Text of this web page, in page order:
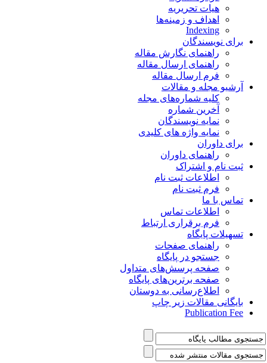
هیات تحریریه
اهداف و زمینه‌ها
Indexing
برای نویسندگان
راهنمای نگارش مقاله
راهنمای ارسال مقاله
فرم ارسال مقاله
آرشیو مجله و مقالات
کلیه شماره‌های مجله
آخرین شماره
نمایه نویسندگان
نمایه واژه های کلیدی
برای داوران
راهنمای داوران
ثبت نام و اشتراک
اطلاعات ثبت نام
فرم ثبت نام
تماس با ما
اطلاعات تماس
فرم برقراری ارتباط
تسهیلات پایگاه
راهنمای صفحات
جستجو در پایگاه
صفحه پرسش‌های متداول
صفحه برترین‌های پایگاه
اطلاع‌رسانی به دوستان
بایگانی مقالات زیر چاپ
Publication Fee